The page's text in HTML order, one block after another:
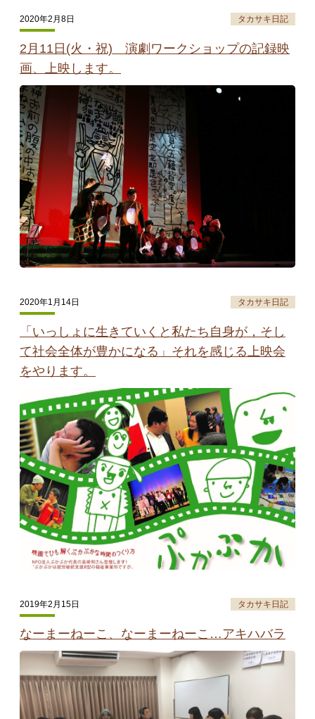
2020年2月8日 タカサキ日記
2月11日(火・祝) 演劇ワークショップの記録映
画、上映します。
2020年1月14日 タカサキ日記
「いっしょに生きていくと私たち自身が，そし
て社会全体が豊かになる」それを感じる上映会
をやります。
2019年2月15日 タカサキ日記
なーまーねーこ、なーまーねーこ…アキハバラ